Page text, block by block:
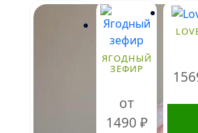
ЯГОДНЫЙ
ЗЕФИР
от
1490 ₽